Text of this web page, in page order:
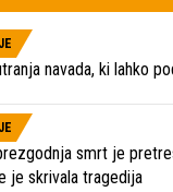
navada, ki lahko
smrt je
je skrivala tragedija